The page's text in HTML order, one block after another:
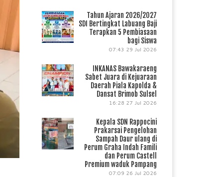
Tahun Ajaran 2026/2027
SDI Bertingkat Labuang Baji
Terapkan 5 Pembiasaan
bagi Siswa
07:43 29 Jul 2026
INKANAS Bawakaraeng
Sabet Juara di Kejuaraan
Daerah Piala Kapolda &
Dansat Brimob Sulsel
16:28 27 Jul 2026
Kepala SDN Rappocini
Prakarsai Pengelohan
Sampah Daur ulang di
Perum Graha Indah Famili
dan Perum Castell
Premium waduk Pampang
07:09 26 Jul 2026